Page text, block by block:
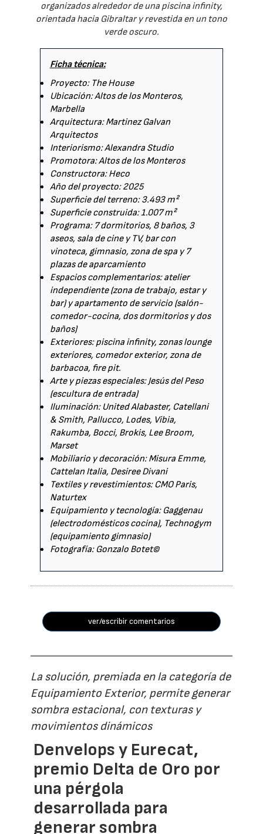
organizados alrededor de una piscina infinity,
orientada hacia Gibraltar y revestida en un tono
verde oscuro.
Ficha técnica:
Proyecto: The House
Ubicación: Altos de los Monteros,
Marbella
Arquitectura: Martinez Galvan
Arquitectos
Interiorismo: Alexandra Studio
Promotora: Altos de los Monteros
Constructora: Heco
Año del proyecto: 2025
Superficie del terreno: 3.493 m²
Superficie construida: 1.007 m²
Programa: 7 dormitorios, 8 baños, 3
aseos, sala de cine y TV, bar con
vinoteca, gimnasio, zona de spa y 7
plazas de aparcamiento
Espacios complementarios: atelier
independiente (zona de trabajo, estar y
bar) y apartamento de servicio (salón-
comedor-cocina, dos dormitorios y dos
baños)
Exteriores: piscina infinity, zonas lounge
exteriores, comedor exterior, zona de
barbacoa, fire pit.
Arte y piezas especiales: Jesús del Peso
(escultura de entrada)
Iluminación: United Alabaster, Catellani
& Smith, Pallucco, Lodes, Vibia,
Rakumba, Bocci, Brokis, Lee Broom,
Marset
Mobiliario y decoración: Misura Emme,
Cattelan Italia, Desiree Divani
Textiles y revestimientos: CMO Paris,
Naturtex
Equipamiento y tecnología: Gaggenau
(electrodomésticos cocina), Technogym
(equipamiento gimnasio)
Fotografía: Gonzalo Botet©
ver/escribir comentarios
La solución, premiada en la categoría de
Equipamiento Exterior, permite generar
sombra estacional, con texturas y
movimientos dinámicos
Denvelops y Eurecat,
premio Delta de Oro por
una pérgola
desarrollada para
generar sombra